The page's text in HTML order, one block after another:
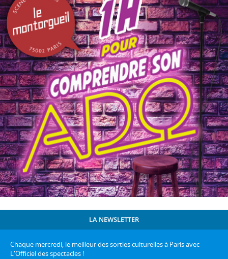
LA NEWSLETTER
Chaque mercredi, le meilleur des sorties culturelles à Paris avec
L'Officiel des spectacles !